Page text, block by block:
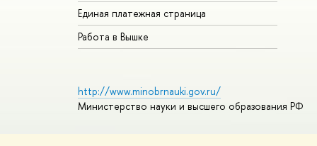
Единая платежная страница
Работа в Вышке
http://www.minobrnauki.gov.ru/
Министерство науки и высшего образования РФ